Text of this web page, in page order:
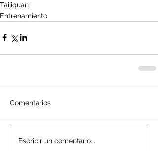
Taijiquan
Entrenamiento
Comentarios
Escribir un comentario...